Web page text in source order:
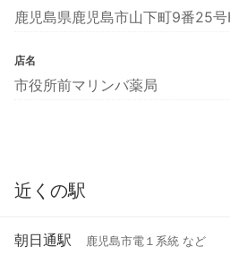
鹿児島県鹿児島市山下町9番25号
店名
市役所前マリンバ薬局
近くの駅
朝日通駅 鹿児島市電１系統 など